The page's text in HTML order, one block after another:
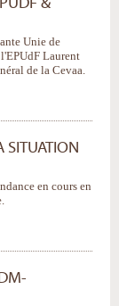
&
Unie de
Laurent
de la Cevaa.
SITUATION
en cours en